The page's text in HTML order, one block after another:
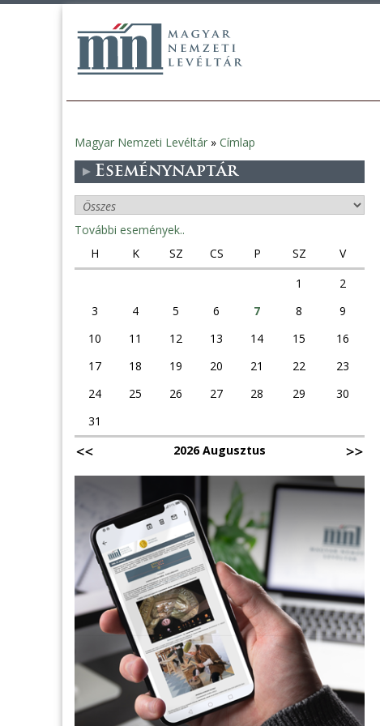
Jelenlegi
hely
Magyar Nemzeti Levéltár » Címlap
Eseménynaptár
További események..
H
K SZ CS P SZ
V
1
2
3
4 5 6 7 8
9
10
11 12 13 14 15
16
17
18 19 20 21 22
23
24
25 26 27 28 29
30
31
2026 Augusztus